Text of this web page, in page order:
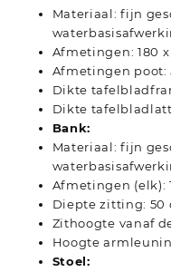
Materiaal: fijn
Afmetingen: 180 x
Afmetingen poot:
Dikte
Dikte
Bank:
Materiaal: fijn
Afmetingen (elk):
Diepte zitting: 50
Zithoogte vanaf
Hoogte
Stoel: